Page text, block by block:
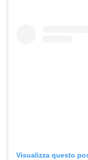
Visualizza questo